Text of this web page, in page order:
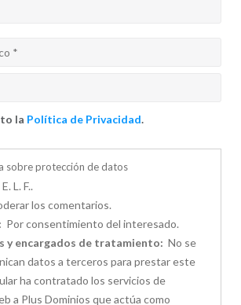
la Política de Privacidad.
sobre protección de datos
E. L. F..
los comentarios.
Por consentimiento del interesado.
y encargados de tratamiento: No se
datos a terceros para prestar este
ha contratado los servicios de
a Plus Dominios que actúa como